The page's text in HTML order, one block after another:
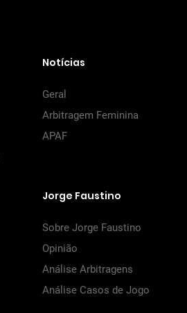
Notícias
Geral
Arbitragem Feminina
APAF
Jorge Faustino
Sobre Jorge Faustino
Opinião
Análise Arbitragens
Análise Casos de Jogo